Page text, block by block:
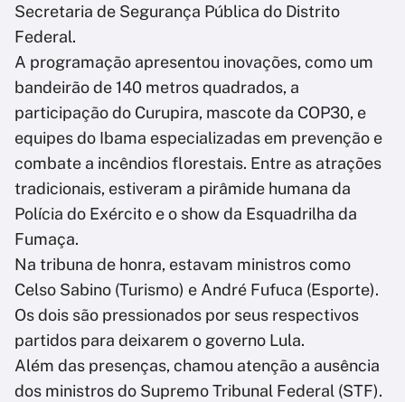
Secretaria de Segurança Pública do Distrito
Federal.
A programação apresentou inovações, como um
bandeirão de 140 metros quadrados, a
participação do Curupira, mascote da COP30, e
equipes do Ibama especializadas em prevenção e
combate a incêndios florestais. Entre as atrações
tradicionais, estiveram a pirâmide humana da
Polícia do Exército e o show da Esquadrilha da
Fumaça.
Na tribuna de honra, estavam ministros como
Celso Sabino (Turismo) e André Fufuca (Esporte).
Os dois são pressionados por seus respectivos
partidos para deixarem o governo Lula.
Além das presenças, chamou atenção a ausência
dos ministros do Supremo Tribunal Federal (STF).